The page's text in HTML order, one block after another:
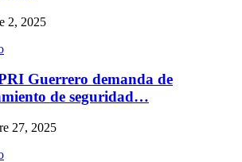
2, 2025
Guerrero demanda de
de seguridad…
27, 2025